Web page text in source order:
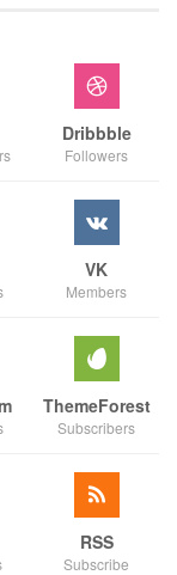
Dribbble
Followers
VK
Members
ThemeForest
Subscribers
RSS
Subscribe